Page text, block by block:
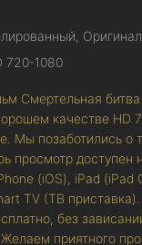
720-1080
Смертельная
качестве HD
Мы позаботились о
просмотр доступен
(iOS), iPad (iPad
TV (ТВ
без
приятного